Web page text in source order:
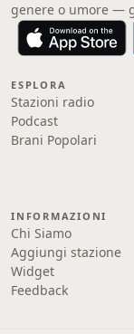
genere o umore —
ESPLORA
Stazioni radio
Podcast
Brani Popolari
INFORMAZIONI
Chi Siamo
Aggiungi stazione
Widget
Feedback